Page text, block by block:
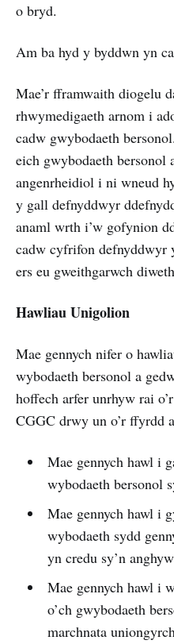
o bryd.
Am ba hyd y byddwn yn
Mae’r fframwaith diogelu
rhwymedigaeth arnom i
cadw gwybodaeth
eich gwybodaeth bersonol
angenrheidiol i ni wneud
y gall defnyddwyr
anaml wrth i’w gofynion
cadw cyfrifon defnyddwyr
ers eu gweithgarwch
Hawliau Unigolion
Mae gennych nifer o
wybodaeth bersonol a
hoffech arfer unrhyw rai
CGGC drwy un o’r ffyrdd
Mae gennych hawl i
wybodaeth bersonol
Mae gennych hawl i
wybodaeth sydd
yn credu sy’n
Mae gennych hawl i
o’ch gwybodaeth
marchnata